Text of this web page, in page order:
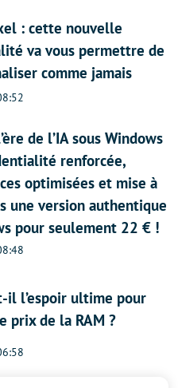
: cette nouvelle
va vous permettre de
comme jamais
de l’IA sous Windows
renforcée,
optimisées et mise à
une version authentique
pour seulement 22 € !
il l’espoir ultime pour
prix de la RAM ?